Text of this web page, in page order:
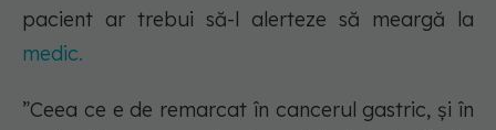
pacient ar trebui să-l alerteze să meargă la
medic.
”Ceea ce e de remarcat în cancerul gastric, și în